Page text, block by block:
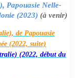
Papouasie Nelle-
(2023) (à venir)
de Papouasie
(2022, suite)
(2022, début du